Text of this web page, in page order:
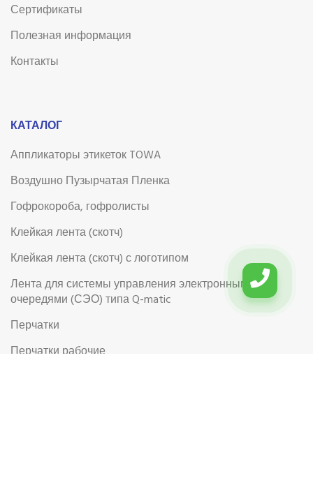
Сертификаты
Полезная информация
Контакты
КАТАЛОГ
Аппликаторы этикеток TOWA
Воздушно Пузырчатая Пленка
Гофрокороба, гофролисты
Клейкая лента (скотч)
Клейкая лента (скотч) с логотипом
Лента для системы управления электронными
очередями (СЭО) типа Q-matic
Перчатки
Перчатки рабочие